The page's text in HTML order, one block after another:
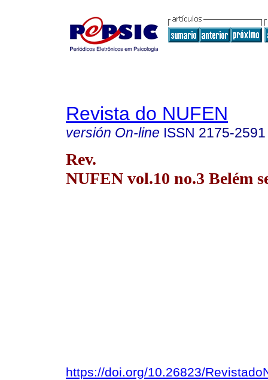
Revista do NUFEN
versión On-line ISSN 2175-2591
Rev.
NUFEN vol.10 no.3 Belém
https://doi.org/10.26823/